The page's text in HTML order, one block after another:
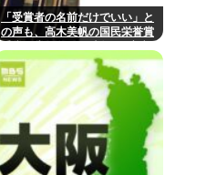
「受賞者の名前だけでいい」と
の声も、高木美帆の国民栄誉賞
総理の名前も刻印”